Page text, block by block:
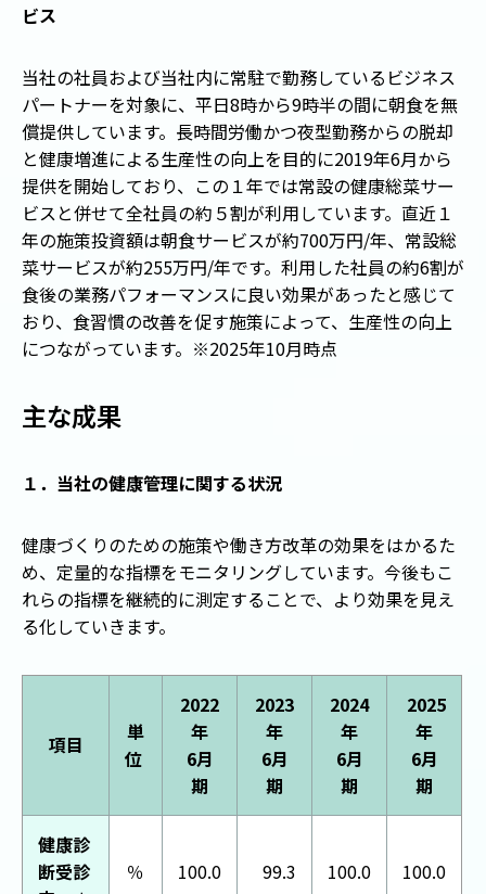
ビス
当社の社員および当社内に常駐で勤務しているビジネス
パートナーを対象に、平日8時から9時半の間に朝食を無
償提供しています。長時間労働かつ夜型勤務からの脱却
と健康増進による生産性の向上を目的に2019年6月から
提供を開始しており、この１年では常設の健康総菜サー
ビスと併せて全社員の約５割が利用しています。直近１
年の施策投資額は朝食サービスが約700万円/年、常設総
菜サービスが約255万円/年です。利用した社員の約6割が
食後の業務パフォーマンスに良い効果があったと感じて
おり、食習慣の改善を促す施策によって、生産性の向上
につながっています。 ※2025年10月時点
主な成果
１．当社の健康管理に関する状況
健康づくりのための施策や働き方改革の効果をはかるた
め、定量的な指標をモニタリングしています。今後もこ
れらの指標を継続的に測定することで、より効果を見え
る化していきます。
項目
単
位
2022
年
6月
期
2023
年
6月
期
2024
年
6月
期
2025
年
6月
期
健康診
断受診
％ 100.0 99.3 100.0 100.0